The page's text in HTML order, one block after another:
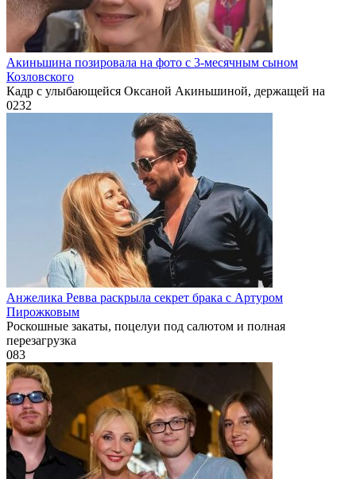
Акиньшина позировала на фото с 3-месячным сыном
Козловского
Кадр с улыбающейся Оксаной Акиньшиной, держащей на
0232
Анжелика Ревва раскрыла секрет брака с Артуром
Пирожковым
Роскошные закаты, поцелуи под салютом и полная
перезагрузка
083